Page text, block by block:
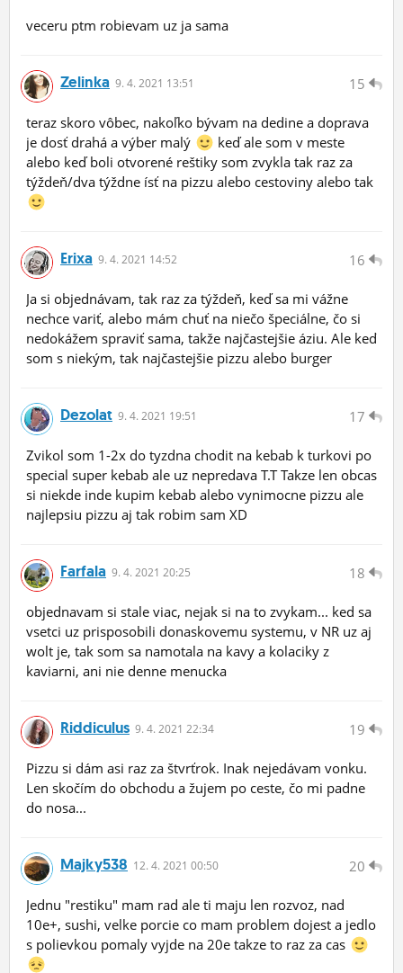
veceru ptm robievam uz ja sama
15
Zelinka 9. 4. 2021 13:51
teraz skoro vôbec, nakoľko bývam na dedine a doprava
je dosť drahá a výber malý
keď ale som v meste
alebo keď boli otvorené reštiky som zvykla tak raz za
týždeň/dva týždne ísť na pizzu alebo cestoviny alebo tak
16
Erixa 9. 4. 2021 14:52
Ja si objednávam, tak raz za týždeň, keď sa mi vážne
nechce variť, alebo mám chuť na niečo špeciálne, čo si
nedokážem spraviť sama, takže najčastejšie áziu. Ale keď
som s niekým, tak najčastejšie pizzu alebo burger
17
Dezolat 9. 4. 2021 19:51
Zvikol som 1-2x do tyzdna chodit na kebab k turkovi po
special super kebab ale uz nepredava T.T Takze len obcas
si niekde inde kupim kebab alebo vynimocne pizzu ale
najlepsiu pizzu aj tak robim sam XD
18
Farfala 9. 4. 2021 20:25
objednavam si stale viac, nejak si na to zvykam... ked sa
vsetci uz prisposobili donaskovemu systemu, v NR uz aj
wolt je, tak som sa namotala na kavy a kolaciky z
kaviarni, ani nie denne menucka
19
Riddiculus 9. 4. 2021 22:34
Pizzu si dám asi raz za štvrťrok. Inak nejedávam vonku.
Len skočím do obchodu a žujem po ceste, čo mi padne
do nosa...
20
Majky538 12. 4. 2021 00:50
Jednu "restiku" mam rad ale ti maju len rozvoz, nad
10e+, sushi, velke porcie co mam problem dojest a jedlo
s polievkou pomaly vyjde na 20e takze to raz za cas